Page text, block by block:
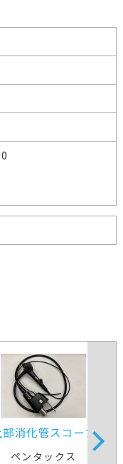
部消化管スコープ
ペンタックス